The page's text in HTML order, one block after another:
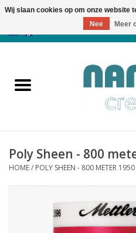
Producten
Nieuws
Koopjeshoek
Poly Sheen - 800
HOME/ POLY SHEEN - 800 METER 1950
Wij slaan cookies op om onze website
Nee
Meer